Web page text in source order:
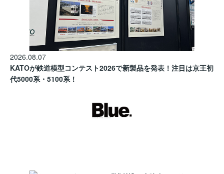
2026.08.07
KATOが鉄道模型コンテスト2026で新製品を発表！注目は京王初
代5000系・5100系！